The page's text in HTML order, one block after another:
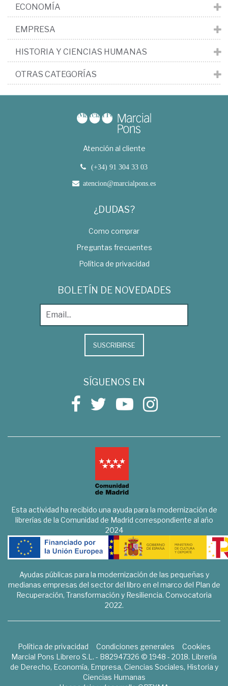
ECONOMÍA
EMPRESA
HISTORIA Y CIENCIAS HUMANAS
OTRAS CATEGORÍAS
Atención al cliente
(+34) 91 304 33 03
atencion@marcialpons.es
¿DUDAS?
Como comprar
Preguntas frecuentes
Política de privacidad
BOLETÍN DE NOVEDADES
SUSCRIBIRSE
SÍGUENOS EN
Esta actividad ha recibido una ayuda para la modernización de
librerías de la Comunidad de Madrid correspondiente al año
2024
Ayudas públicas para la modernización de las pequeñas y
medianas empresas del sector del libro en el marco del Plan de
Recuperación, Transformación y Resiliencia. Convocatoria
2022.
Política de privacidad Condiciones generales
Cookies
Marcial Pons Librero S.L. - B82947326 © 1948 - 2018. Librería
de Derecho, Economía, Empresa, Ciencias Sociales, Historia y
Ciencias Humanas